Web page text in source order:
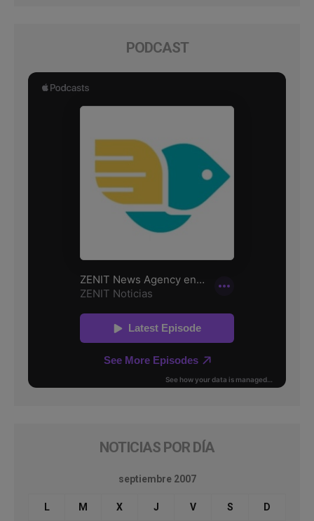
PODCAST
NOTICIAS POR DÍA
septiembre 2007
L M X J V S D